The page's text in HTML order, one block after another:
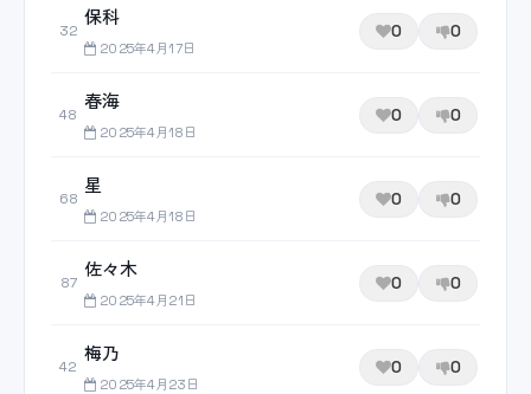
32
保科
2025年4月17日
0 0
48
春海
2025年4月18日
0 0
68
星
2025年4月18日
0 0
87
佐々木
2025年4月21日
0 0
42
梅乃
2025年4月23日
0 0